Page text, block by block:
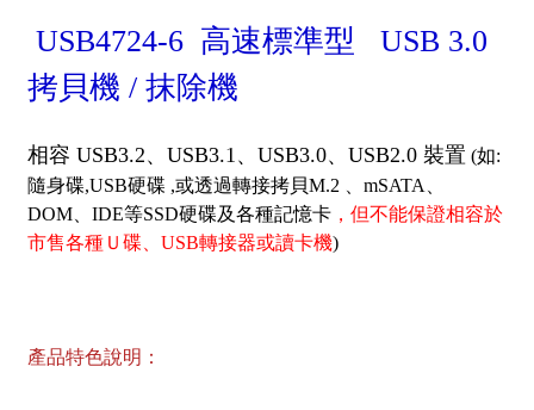
USB4724-6 高速標準型 USB 3.0
拷貝機 / 抹除機
相容 USB3.2、USB3.1、USB3.0、USB2.0 裝置 (如:
隨身碟,USB硬碟 ,或透過轉接拷貝M.2 、mSATA、
DOM、IDE等SSD硬碟及各種記憶卡，但不能保證相容於
市售各種Ｕ碟、USB轉接器或讀卡機)
產品特色說明：